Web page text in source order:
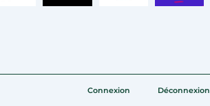
Connexion Déconnexion